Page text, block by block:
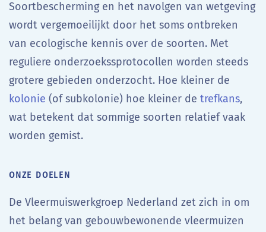
Soortbescherming en het navolgen van wetgeving
wordt vergemoeilijkt door het soms ontbreken
van ecologische kennis over de soorten. Met
reguliere onderzoekssprotocollen worden steeds
grotere gebieden onderzocht. Hoe kleiner de
kolonie (of subkolonie) hoe kleiner de trefkans,
wat betekent dat sommige soorten relatief vaak
worden gemist.
ONZE DOELEN
De Vleermuiswerkgroep Nederland zet zich in om
het belang van gebouwbewonende vleermuizen